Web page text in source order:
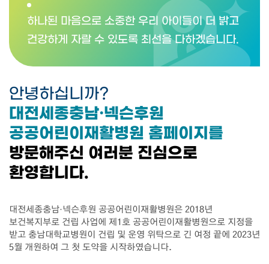
하나된 마음으로 소중한 우리 아이들이 더 밝고
건강하게 자랄 수 있도록 최선을 다하겠습니다.
안녕하십니까?
대전세종충남·넥슨후원
공공어린이재활병원 홈페이지를
방문해주신 여러분 진심으로
환영합니다.
대전세종충남·넥슨후원 공공어린이재활병원은 2018년
보건복지부로 건립 사업에 제1호 공공어린이재활병원으로 지정을
받고 충남대학교병원이 건립 및 운영 위탁으로 긴 여정 끝에 2023년
5월 개원하여 그 첫 도약을 시작하였습니다.